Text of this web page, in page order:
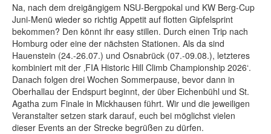
Na, nach dem dreigängigem NSU-Bergpokal und KW Berg-Cup
Juni-Menü wieder so richtig Appetit auf flotten Gipfelsprint
bekommen? Den könnt ihr easy stillen. Durch einen Trip nach
Homburg oder eine der nächsten Stationen. Als da sind
Hauenstein (24.-26.07.) und Osnabrück (07.-09.08.), letzteres
kombiniert mit der ‚FIA Historic Hill Climb Championship 2026‘.
Danach folgen drei Wochen Sommerpause, bevor dann in
Oberhallau der Endspurt beginnt, der über Eichenbühl und St.
Agatha zum Finale in Mickhausen führt. Wir und die jeweiligen
Veranstalter setzen stark darauf, euch bei möglichst vielen
dieser Events an der Strecke begrüßen zu dürfen.